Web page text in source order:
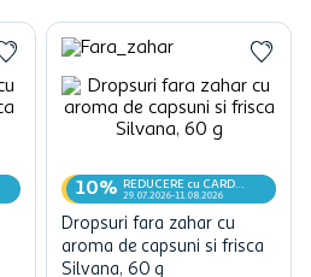
10%
REDUCERE cu CARD
MyCLUB
29.07.2026-11.08.2026
Dropsuri fara zahar cu
aroma de capsuni si frisca
Silvana, 60 g